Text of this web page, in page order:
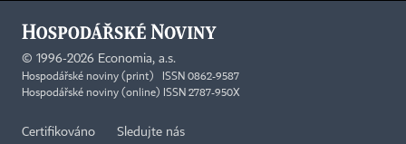
© 1996-2026 Economia, a.s.
Hospodářské noviny (print) ISSN 0862-9587
Hospodářské noviny (online) ISSN 2787-950X
Certifikováno Sledujte nás